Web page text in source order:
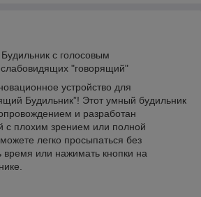
с голосовым
"говорящий"
устройство для
Будильник”! Этот умный будильник
и разработан
с плохим зрением или полной
легко просыпаться без
время или нажимать кнопки на